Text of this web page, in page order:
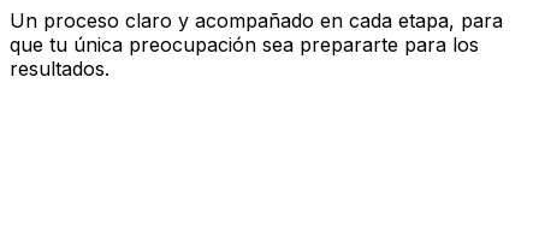
Un proceso claro y acompañado en cada etapa, para
que tu única preocupación sea prepararte para los
resultados.